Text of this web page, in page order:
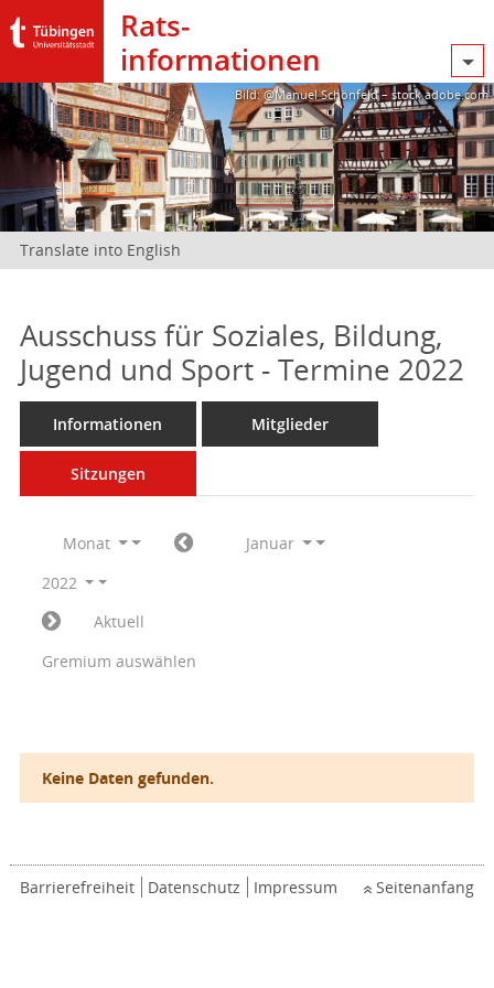
Rats­
informationen
Bild: @Manuel Schönfeld – stock.adobe.com
Translate into English
Ausschuss für Soziales, Bildung,
Jugend und Sport - Termine 2022
Informationen Mitglieder
Sitzungen
Monat
Januar
2022
Aktuell
Gremium auswählen
Keine Daten gefunden.
Barrierefreiheit Datenschutz Impressum Seitenanfang